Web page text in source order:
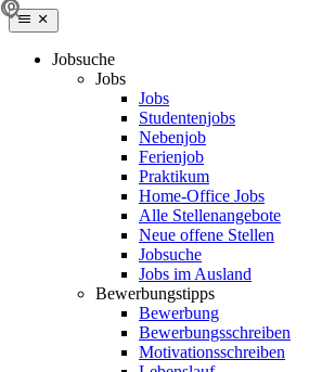
Jobsuche
Jobs
Jobs
Studentenjobs
Nebenjob
Ferienjob
Praktikum
Home-Office Jobs
Alle Stellenangebote
Neue offene Stellen
Jobsuche
Jobs im Ausland
Bewerbungstipps
Bewerbung
Bewerbungsschreiben
Motivationsschreiben